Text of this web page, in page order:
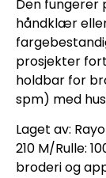
Den
håndklær
prosjekter
holdbar for
spm) med
Laget av:
210 M/Rulle:
broderi og